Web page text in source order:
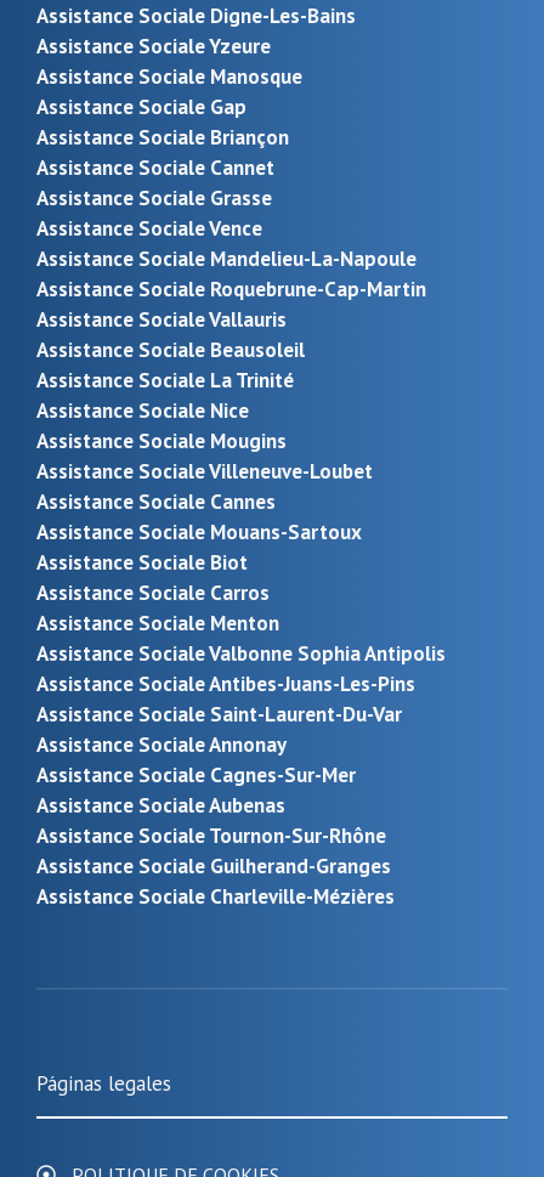
Assistance Sociale Digne-Les-Bains
Assistance Sociale Yzeure
Assistance Sociale Manosque
Assistance Sociale Gap
Assistance Sociale Briançon
Assistance Sociale Cannet
Assistance Sociale Grasse
Assistance Sociale Vence
Assistance Sociale Mandelieu-La-Napoule
Assistance Sociale Roquebrune-Cap-Martin
Assistance Sociale Vallauris
Assistance Sociale Beausoleil
Assistance Sociale La Trinité
Assistance Sociale Nice
Assistance Sociale Mougins
Assistance Sociale Villeneuve-Loubet
Assistance Sociale Cannes
Assistance Sociale Mouans-Sartoux
Assistance Sociale Biot
Assistance Sociale Carros
Assistance Sociale Menton
Assistance Sociale Valbonne Sophia Antipolis
Assistance Sociale Antibes-Juans-Les-Pins
Assistance Sociale Saint-Laurent-Du-Var
Assistance Sociale Annonay
Assistance Sociale Cagnes-Sur-Mer
Assistance Sociale Aubenas
Assistance Sociale Tournon-Sur-Rhône
Assistance Sociale Guilherand-Granges
Assistance Sociale Charleville-Mézières
Páginas legales